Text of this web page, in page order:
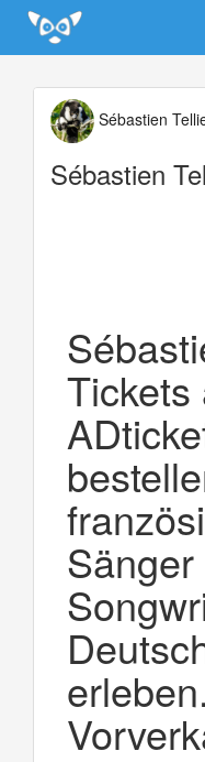
Update cookies preferences
Sébastien
Sébastien
Tickets